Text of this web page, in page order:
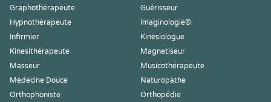
Graphothérapeute
Guérisseur
Hypnothérapeute
Imaginologie®
Infirmier
Kinesiologue
Kinesithérapeute
Magnetiseur
Masseur
Musicothérapeute
Médecine Douce
Naturopathe
Orthophoniste
Orthopédie